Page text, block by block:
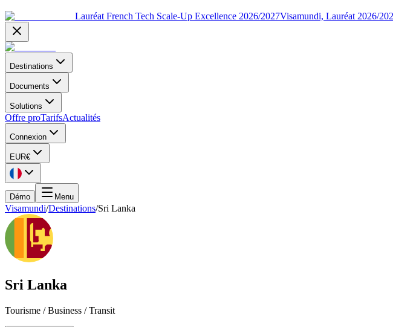
Lauréat French Tech Scale-Up Excellence 2026/2027Visamundi, Lauréat 2026/
Destinations
Documents
Solutions
Offre proTarifsActualités
Connexion
EUR€
Démo Menu
Visamundi/Destinations/Sri Lanka
Sri Lanka
Tourisme / Business / Transit